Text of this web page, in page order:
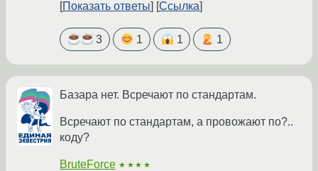
Показать ответы
Ссылка
3 1 1 1
Базара нет. Всречают по стандартам.
Всречают по стандартам, а провожают по?..
коду?
BruteForce ★★★★